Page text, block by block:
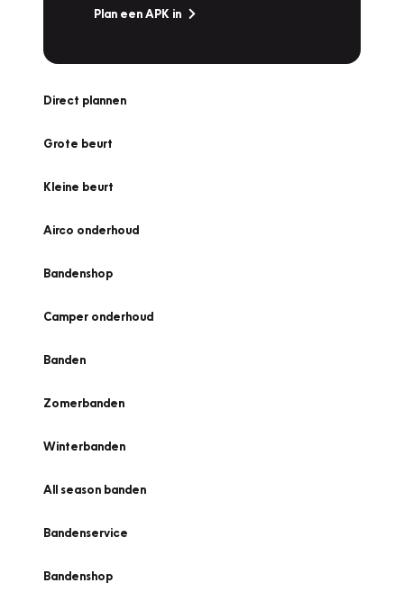
Plan een APK in
Direct plannen
Grote beurt
Kleine beurt
Airco onderhoud
Bandenshop
Camper onderhoud
Banden
Zomerbanden
Winterbanden
All season banden
Bandenservice
Bandenshop